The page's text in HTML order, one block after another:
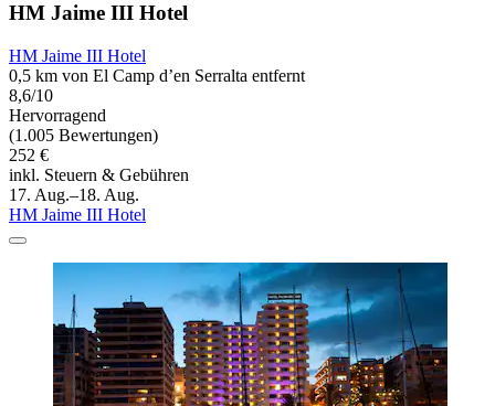
HM Jaime III Hotel
HM Jaime III Hotel
0,5 km von El Camp d’en Serralta entfernt
8,6/10
Hervorragend
(1.005 Bewertungen)
252 €
inkl. Steuern & Gebühren
17. Aug.–18. Aug.
HM Jaime III Hotel